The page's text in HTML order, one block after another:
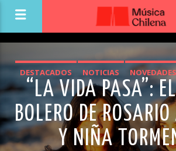
DESTACADOS NOTICIAS
“LA VIDA PASA”:
BOLERO DE
Y NIÑA